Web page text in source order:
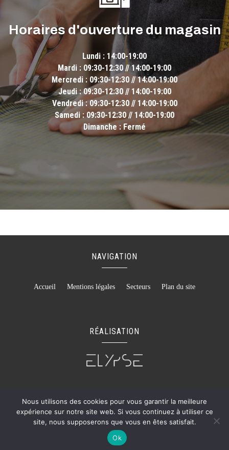
Horaires d'ouverture du magasin
Lundi : 14:00-19:00
Mardi : 09:30-12:30 // 14:00-19:00
Mercredi : 09:30-12:30 // 14:00-19:00
Jeudi : 09:30-12:30 // 14:00-19:00
Vendredi : 09:30-12:30 // 14:00-19:00
Samedi : 09:30-12:30 // 14:00-19:00
Dimanche : Fermé
NAVIGATION
Accueil Mentions légales Secteurs Plan du site
RÉALISATION
Recherches fréquentes
Costume mariage homme à Bayonne
Chemise grande taille à Bayonne
©GIANNI MARCO - 2026 - Tous droits réservés
Nous utilisons des cookies pour vous garantir la meilleure
expérience sur notre site web. Si vous continuez à utiliser ce
site, nous supposerons que vous en êtes satisfait.
Ok